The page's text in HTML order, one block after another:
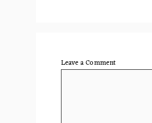
Leave a Comment